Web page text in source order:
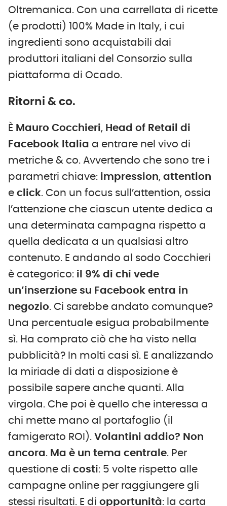
Oltremanica. Con una carrellata di ricette
(e prodotti) 100% Made in Italy, i cui
ingredienti sono acquistabili dai
produttori italiani del Consorzio sulla
piattaforma di Ocado.
Ritorni & co.
È Mauro Cocchieri, Head of Retail di
Facebook Italia a entrare nel vivo di
metriche & co. Avvertendo che sono tre i
parametri chiave: impression, attention
e click. Con un focus sull’attention, ossia
l’attenzione che ciascun utente dedica a
una determinata campagna rispetto a
quella dedicata a un qualsiasi altro
contenuto. E andando al sodo Cocchieri
è categorico: il 9% di chi vede
un’inserzione su Facebook entra in
negozio. Ci sarebbe andato comunque?
Una percentuale esigua probabilmente
sì. Ha comprato ciò che ha visto nella
pubblicità? In molti casi sì. E analizzando
la miriade di dati a disposizione è
possibile sapere anche quanti. Alla
virgola. Che poi è quello che interessa a
chi mette mano al portafoglio (il
famigerato ROI). Volantini addio? Non
ancora. Ma è un tema centrale. Per
questione di costi: 5 volte rispetto alle
campagne online per raggiungere gli
stessi risultati. E di opportunità: la carta